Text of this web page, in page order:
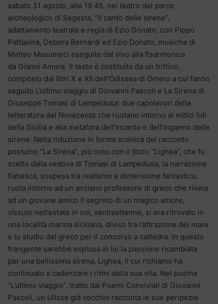
sabato 31 agosto, alle 19.45, nel teatro del parco
archeologico di Segesta, “Il canto delle sirene”,
adattamento teatrale e regia di Ezio Donato, con Pippo
Pattavina, Debora Bernardi ed Ezio Donato, musiche di
Matteo Musumeci eseguite dal vivo alla fisarmonica
da Gianni Amore. Il testo è costituito da un trittico,
composto dai libri X e XII dell’Odissea di Omero a cui fanno
seguito L’ultimo viaggio di Giovanni Pascoli e La Sirena di
Giuseppe Tomasi di Lampedusa: due capolavori della
letteratura del Novecento che ruotano intorno ai mitici lidi
della Sicilia e alla metafora dell’incanto e dell’inganno delle
sirene. Nella riduzione in forma scenica del racconto
postumo “La Sirena”, più noto con il titolo “Lighea”, che fu
scelto dalla vedova di Tomasi di Lampedusa, la narrazione
fiabesca, sospesa tra realismo e dimensione fantastica,
ruota intorno ad un anziano professore di greco che rivela
ad un giovane amico il segreto di un magico amore,
vissuto nell’estate in cui, ventisettenne, si era ritrovato in
una località marina siciliana, diviso tra l’attrazione del mare
e lo studio del greco per il concorso a cattedra. In questo
frangente sarebbe esplosa in lui la passione ricambiata
per una bellissima sirena, Lighea, il cui richiamo ha
continuato a cadenzare i ritmi della sua vita. Nel poema
“L’ultimo viaggio”, tratto dai Poemi Conviviali di Giovanni
Pascoli, un Ulisse già vecchio racconta le sue peripezie